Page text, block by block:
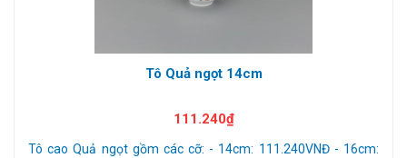
Tô Quả ngọt 14cm
111.240₫
Tô cao Quả ngọt gồm các cỡ: - 14cm: 111.240VNĐ - 16cm: